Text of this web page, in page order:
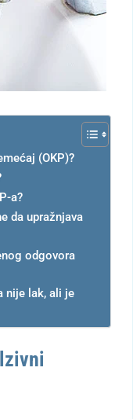
(OKP)?
a?
da upražnjava
odgovora
nije lak, ali je